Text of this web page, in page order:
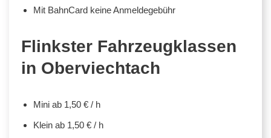
Mit BahnCard keine Anmeldegebühr
Flinkster Fahrzeugklassen
in Oberviechtach
Mini ab 1,50 € / h
Klein ab 1,50 € / h